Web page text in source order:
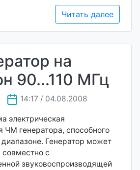
Читать далее
на
90...110 МГц
14:17 / 04.08.2008
электрическая
ЧМ генератора, способного
диапазоне. Генератор может
совместно с
звуковоспроизводящей